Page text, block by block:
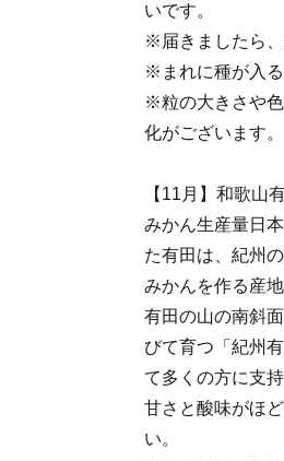
いです。
※届きましたら、
※まれに種が入る
※粒の大きさや
化がございます。
【11月】和歌山
みかん生産量日
た有田は、紀州
みかんを作る産
有田の山の南斜
びて育つ「紀州
て多くの方に支
甘さと酸味がほ
い。